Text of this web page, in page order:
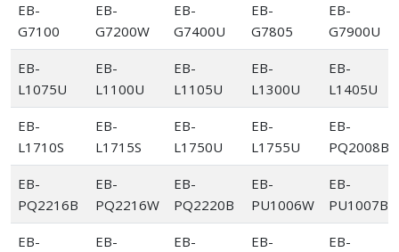
EB-
G7100
EB-
G7200W
EB-
G7400U
EB-
G7805
EB-
G7900U
EB-
L1075U
EB-
L1100U
EB-
L1105U
EB-
L1300U
EB-
L1405U
EB-
L1710S
EB-
L1715S
EB-
L1750U
EB-
L1755U
EB-
PQ2008B
EB-
PQ2216B
EB-
PQ2216W
EB-
PQ2220B
EB-
PU1006W
EB-
PU1007B
EB-
EB-
EB-
EB-
EB-